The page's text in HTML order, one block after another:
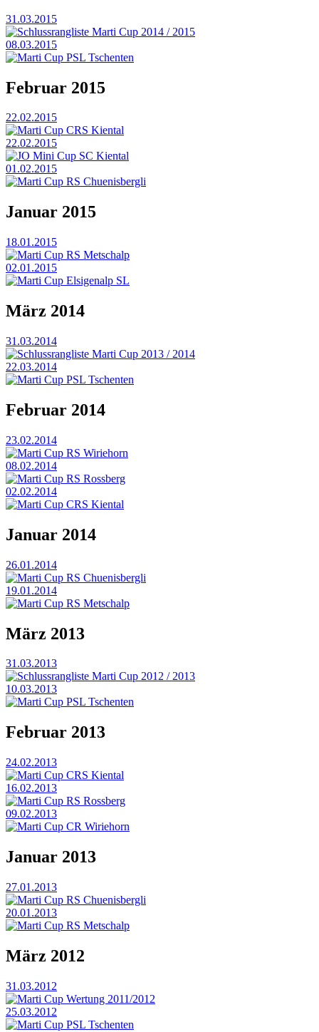
31.03.2015
Schlussrangliste Marti Cup 2014 / 2015
08.03.2015
Marti Cup PSL Tschenten
Februar 2015
22.02.2015
Marti Cup CRS Kiental
22.02.2015
JO Mini Cup SC Kiental
01.02.2015
Marti Cup RS Chuenisbergli
Januar 2015
18.01.2015
Marti Cup RS Metschalp
02.01.2015
Marti Cup Elsigenalp SL
März 2014
31.03.2014
Schlussrangliste Marti Cup 2013 / 2014
22.03.2014
Marti Cup PSL Tschenten
Februar 2014
23.02.2014
Marti Cup RS Wiriehorn
08.02.2014
Marti Cup RS Rossberg
02.02.2014
Marti Cup CRS Kiental
Januar 2014
26.01.2014
Marti Cup RS Chuenisbergli
19.01.2014
Marti Cup RS Metschalp
März 2013
31.03.2013
Schlussrangliste Marti Cup 2012 / 2013
10.03.2013
Marti Cup PSL Tschenten
Februar 2013
24.02.2013
Marti Cup CRS Kiental
16.02.2013
Marti Cup RS Rossberg
09.02.2013
Marti Cup CR Wiriehorn
Januar 2013
27.01.2013
Marti Cup RS Chuenisbergli
20.01.2013
Marti Cup RS Metschalp
März 2012
31.03.2012
Marti Cup Wertung 2011/2012
25.03.2012
Marti Cup PSL Tschenten